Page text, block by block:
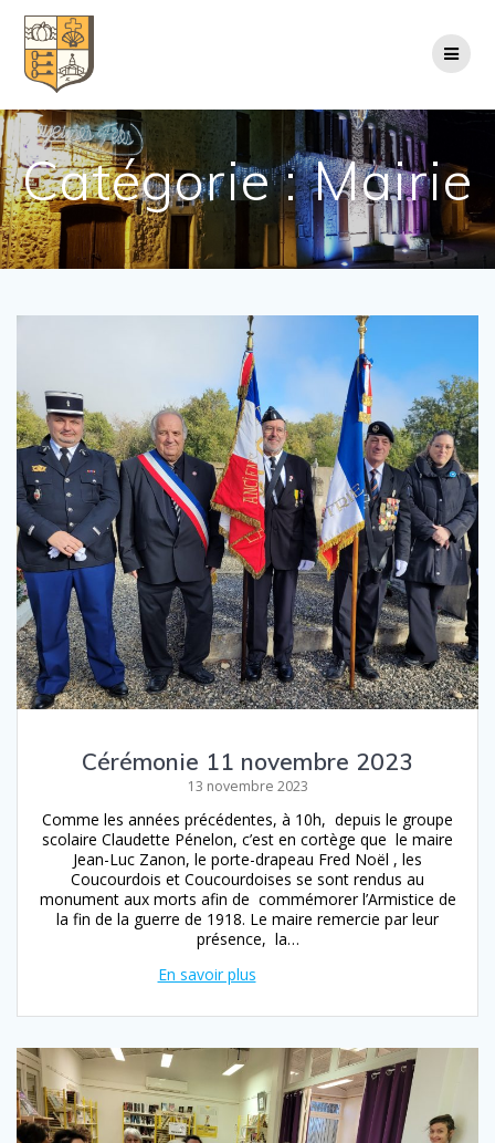
Catégorie :Mairie
Cérémonie 11 novembre 2023
13 novembre 2023
Comme les années précédentes, à 10h, depuis le groupe
scolaire Claudette Pénelon, c’est en cortège que le maire
Jean-Luc Zanon, le porte-drapeau Fred Noël , les
Coucourdois et Coucourdoises se sont rendus au
monument aux morts afin de commémorer l’Armistice de
la fin de la guerre de 1918. Le maire remercie par leur
présence, la…